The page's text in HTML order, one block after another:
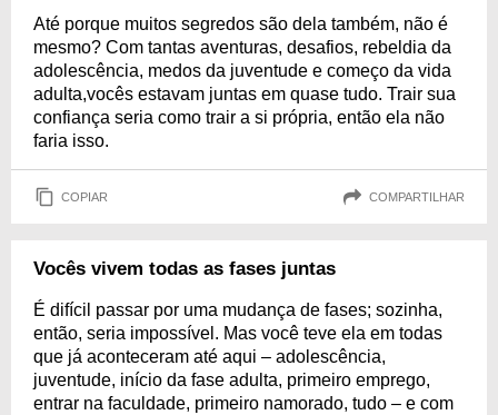
Até porque muitos segredos são dela também, não é
mesmo? Com tantas aventuras, desafios, rebeldia da
adolescência, medos da juventude e começo da vida
adulta,vocês estavam juntas em quase tudo. Trair sua
confiança seria como trair a si própria, então ela não
faria isso.
COPIAR COMPARTILHAR
Vocês vivem todas as fases juntas
É difícil passar por uma mudança de fases; sozinha,
então, seria impossível. Mas você teve ela em todas
que já aconteceram até aqui – adolescência,
juventude, início da fase adulta, primeiro emprego,
entrar na faculdade, primeiro namorado, tudo – e com